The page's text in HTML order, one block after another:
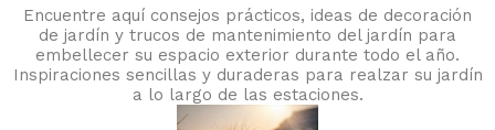
Encuentre aquí consejos prácticos, ideas de decoración
de jardín y trucos de mantenimiento del jardín para
embellecer su espacio exterior durante todo el año.
Inspiraciones sencillas y duraderas para realzar su jardín
a lo largo de las estaciones.